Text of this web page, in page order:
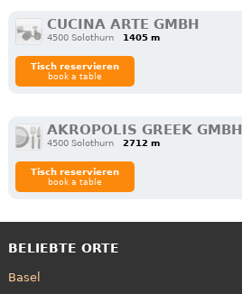
CUCINA ARTE GMBH
4500 Solothurn 1405 m
Tisch reservieren
book a table
AKROPOLIS GREEK GMBH
4500 Solothurn 2712 m
Tisch reservieren
book a table
BELIEBTE ORTE
Basel